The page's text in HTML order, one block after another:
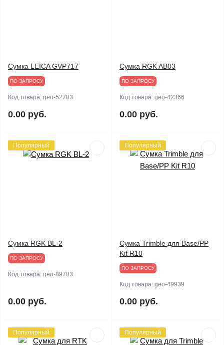
Сумка LEICA GVP717
ПО ЗАПРОСУ
Код товара: geo-52783
0.00 руб.
Сумка RGK AB03
ПО ЗАПРОСУ
Код товара: geo-42366
0.00 руб.
Популярный
Сумка RGK BL-2
ПО ЗАПРОСУ
Код товара: geo-89783
0.00 руб.
Популярный
Сумка Trimble для Base/PP
Kit R10
ПО ЗАПРОСУ
Код товара: geo-49939
0.00 руб.
Популярный Популярный